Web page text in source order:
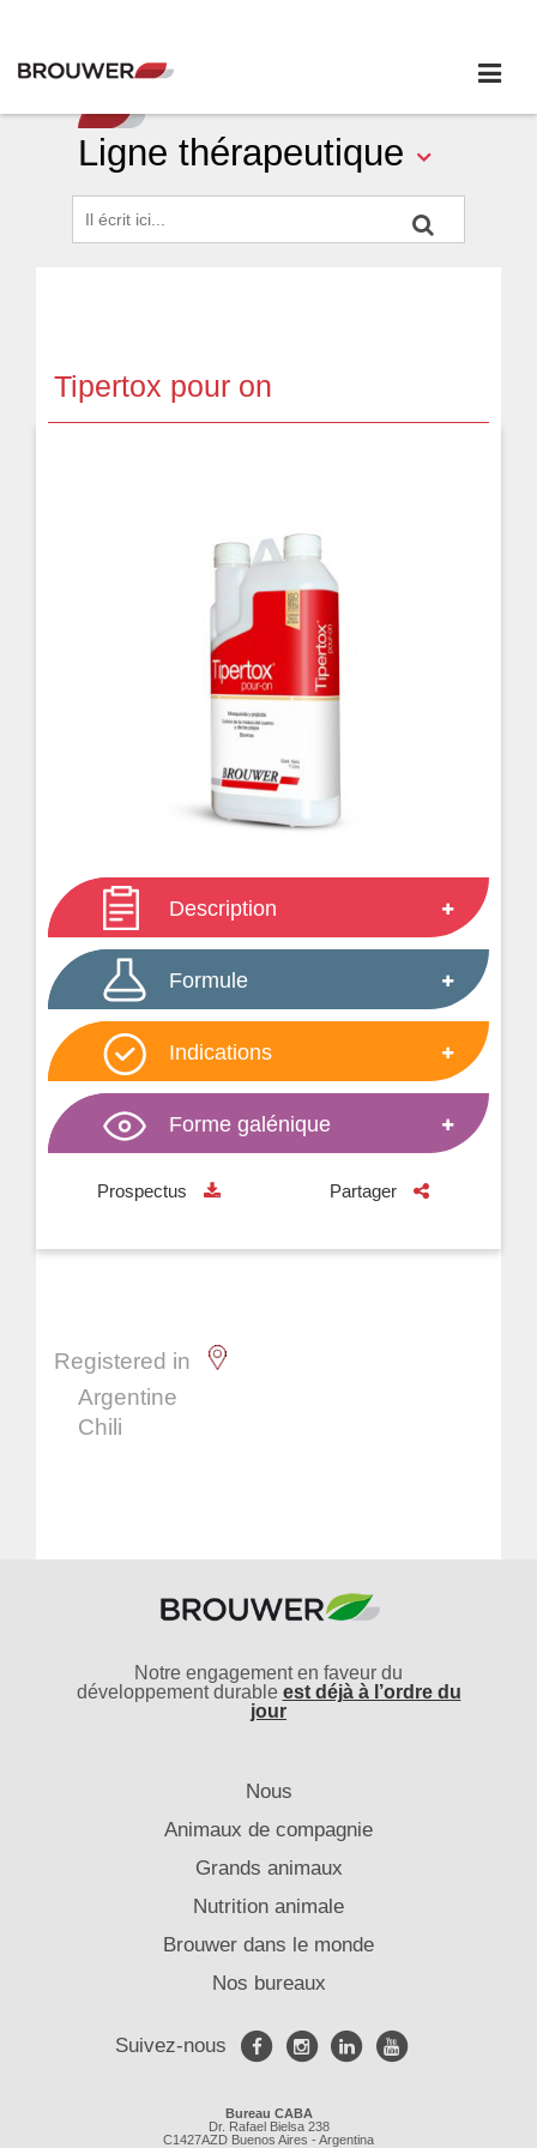
Ligne thérapeutique
Tipertox pour on
Description
Formule
Indications
Forme galénique
Prospectus Partager
Registered in
Argentine
Chili
Notre engagement en faveur du
développement durable est déjà à l’ordre du
jour
Nous
Animaux de compagnie
Grands animaux
Nutrition animale
Brouwer dans le monde
Nos bureaux
Suivez-nous
Bureau CABA
Dr. Rafael Bielsa 238
C1427AZD Buenos Aires - Argentina